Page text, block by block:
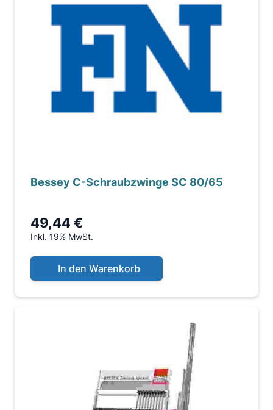
Bessey C-Schraubzwinge SC 80/65
49,44 €
Inkl. 19% MwSt.
In den Warenkorb